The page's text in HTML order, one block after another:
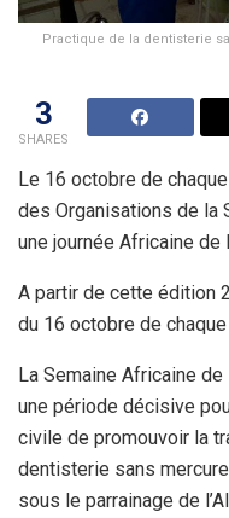
Practique de la dentisterie
3
SHARES
Le 16 octobre de
des Organisations de la
une journée Africaine
A partir de cette édition
du 16 octobre de
La Semaine Africaine
une période décisive
civile de promouvoir la
dentisterie sans
sous le parrainage de